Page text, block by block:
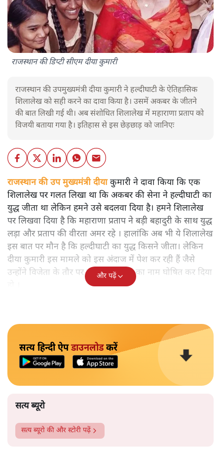
राजस्थान की डिप्टी सीएम दीया कुमारी
राजस्थान की उपमुख्यमंत्री दीया कुमारी ने हल्दीघाटी के ऐतिहासिक
शिलालेख को सही करने का दावा किया है। उसमें अकबर के जीतने
की बात लिखी गई थी। अब संशोधित शिलालेख में महाराणा प्रताप को
विजयी बताया गया है। इतिहास से इस छेड़छाड़ को जानिएः
राजस्थान की उप मुख्यमंत्री दीया कुमारी ने दावा किया कि एक
शिलालेख पर गलत लिखा था कि अकबर की सेना ने हल्दीघाटी का
युद्ध जीता था लेकिन हमने उसे बदलवा दिया है। हमने शिलालेख
पर लिखवा दिया है कि महाराणा प्रताप ने बड़ी बहादुरी के साथ युद्ध
लड़ा और प्रताप की वीरता अमर रहे । हालांकि अब भी ये शिलालेख
इस बात पर मौन है कि हल्दीघाटी का युद्ध किसने जीता। लेकिन
दीया कुमारी इस मामले को इस अंदाज में पेश कर रही हैं जैसे
उन्होंने विजेता के तौर पर महाराणा प्रताप का नाम घोषित कर दिया
और पढ़ें
सत्य हिन्दी ऐपडाउनलोडकरें
सत्य ब्यूरो
सत्य ब्यूरो की और स्टोरी पढ़ें